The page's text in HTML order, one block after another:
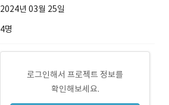
2024년 03월 25일
4명
로그인해서 프로젝트 정보를
확인해보세요.